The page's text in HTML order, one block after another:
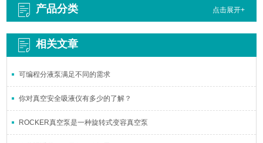
产品分类 点击展开+
相关文章
可编程分液泵满足不同的需求
你对真空安全吸液仪有多少的了解？
ROCKER真空泵是一种旋转式变容真空泵